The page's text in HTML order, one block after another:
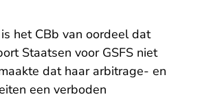
het CBb van oordeel dat
Staatsen voor GSFS niet
dat haar arbitrage- en
een verboden